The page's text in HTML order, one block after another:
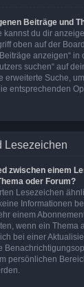
Beiträge und
kannst du dir
oben auf der
anzeigen“
suchen“ auf
erweiterte Suche,
entsprechenden
Lesezeichen
zwischen einem
oder Forum?
Lesezeichen
Informationen
einem
wenn ein Thema
bei einer
persönlichen